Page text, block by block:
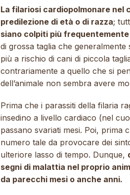
La filariosi cardiopolmonare nel
predilezione di età o di razza;
siano colpiti più
di grossa taglia che
più a rischio di cani di piccola
contrariamente a quello che si
dell’animale non sembra avere
Prima che i parassiti della filaria
insedino a livello cardiaco (nel
passano svariati mesi. Poi, prima
numero tale da provocare dei
ulteriore lasso di tempo. Dunque,
segni di malattia nel proprio
da parecchi mesi o anche anni.